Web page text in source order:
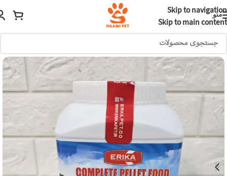
Skip to navigation
Skip to main content
منو